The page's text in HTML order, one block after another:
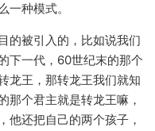
一种模式。
的被引入的，比如说我们
下一代，60世纪末的那个
龙王，那转龙王我们就知
那个君主就是转龙王嘛，
他还把自己的两个孩子，